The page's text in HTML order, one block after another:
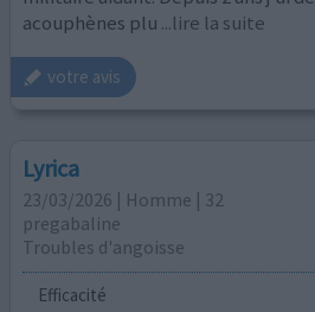
acouphènes plu ...lire la suite
votre avis
Lyrica
23/03/2026 | Homme | 32
pregabaline
Troubles d'angoisse
Efficacité